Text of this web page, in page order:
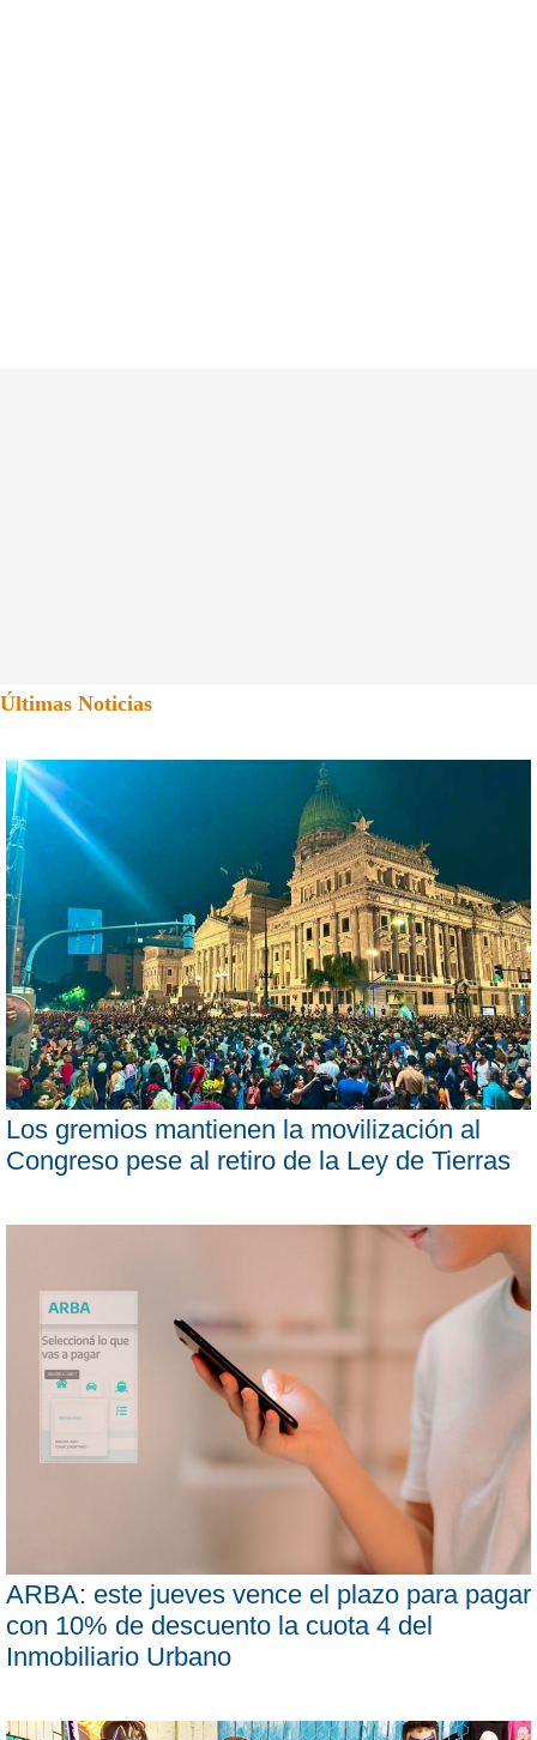
Últimas Noticias
Los gremios mantienen la movilización al
Congreso pese al retiro de la Ley de Tierras
ARBA: este jueves vence el plazo para pagar
con 10% de descuento la cuota 4 del
Inmobiliario Urbano